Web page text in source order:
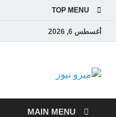
TOP MENU
أغسطس 6, 2026
ميزو
والاقتصادية
MAIN MENU